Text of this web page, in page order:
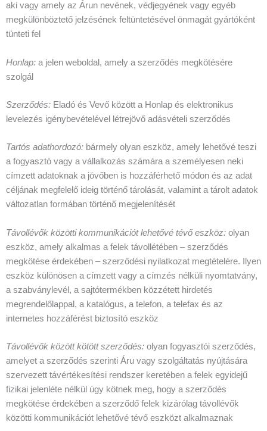
aki vagy amely az Árun nevének, védjegyének vagy egyéb
megkülönböztető jelzésének feltüntetésével önmagát gyártóként
tünteti fel
Honlap: a jelen weboldal, amely a szerződés megkötésére
szolgál
Szerződés: Eladó és Vevő között a Honlap és elektronikus
levelezés igénybevételével létrejövő adásvételi szerződés
Tartós adathordozó: bármely olyan eszköz, amely lehetővé teszi
a fogyasztó vagy a vállalkozás számára a személyesen neki
címzett adatoknak a jövőben is hozzáférhető módon és az adat
céljának megfelelő ideig történő tárolását, valamint a tárolt adatok
változatlan formában történő megjelenítését
Távollévők közötti kommunikációt lehetővé tévő eszköz: olyan
eszköz, amely alkalmas a felek távollétében – szerződés
megkötése érdekében – szerződési nyilatkozat megtételére. Ilyen
eszköz különösen a címzett vagy a címzés nélküli nyomtatvány,
a szabványlevél, a sajtótermékben közzétett hirdetés
megrendelőlappal, a katalógus, a telefon, a telefax és az
internetes hozzáférést biztosító eszköz
Távollévők között kötött szerződés: olyan fogyasztói szerződés,
amelyet a szerződés szerinti Áru vagy szolgáltatás nyújtására
szervezett távértékesítési rendszer keretében a felek egyidejű
fizikai jelenléte nélkül úgy kötnek meg, hogy a szerződés
megkötése érdekében a szerződő felek kizárólag távollévők
közötti kommunikációt lehetővé tévő eszközt alkalmaznak